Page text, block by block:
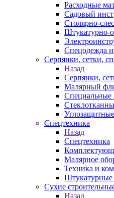
Расходные
Садовый
Столярно-
Штукатурно-
Спецодежда и
Серпянки, сетки,
Назад
Серпянки,
Малярный
Специальные
Спецтехника
Назад
Спецтехника
Малярное
Техника и
Штукатурные
Сухие
Назад